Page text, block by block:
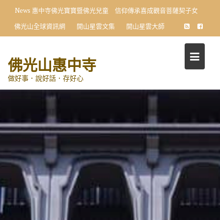
content
News 惠中寺佛光寶寶暨佛光兒童 信仰傳承喜成觀音菩薩契子女
佛光山全球資訊網
開山星雲文集 開山星雲大師
佛光山惠中寺
做好事．說好話．存好心